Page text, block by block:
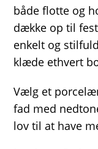
både flotte og
dække op til
enkelt og
klæde ethvert
Vælg et
fad med
lov til at have